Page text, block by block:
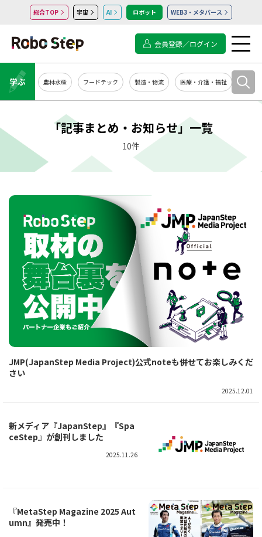
総合TOP 宇宙 AI ロボット WEB3・メタバース
会員登録／ログイン
学ぶ 農林水産 フードテック 製造・物流 医療・介護・福祉 シス
「記事まとめ・お知らせ」一覧
10件
JMP(JapanStep Media Project)公式noteも併せてお楽しみくだ
さい
2025.12.01
新メディア『JapanStep』『Spa
ceStep』が創刊しました
2025.11.26
『MetaStep Magazine 2025 Aut
umn』発売中！